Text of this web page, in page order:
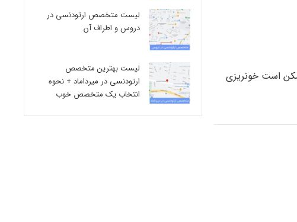
است خونریزی
لیست متخصص ارتودنسی در
دروس و اطراف آن
لیست بهترین متخصص
ارتودنسی در میرداماد + نحوه
انتخاب یک متخصص خوب